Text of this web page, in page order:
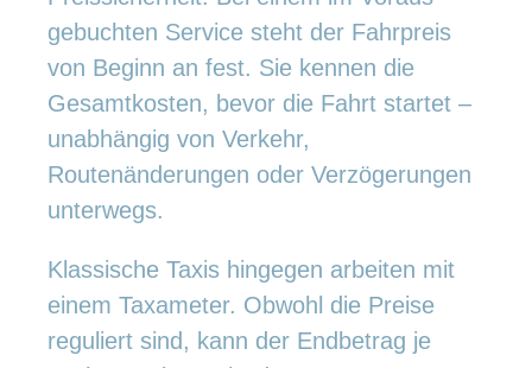
gebuchten Service steht der Fahrpreis
von Beginn an fest. Sie kennen die
Gesamtkosten, bevor die Fahrt startet –
unabhängig von Verkehr,
Routenänderungen oder Verzögerungen
unterwegs.
Klassische Taxis hingegen arbeiten mit
einem Taxameter. Obwohl die Preise
reguliert sind, kann der Endbetrag je